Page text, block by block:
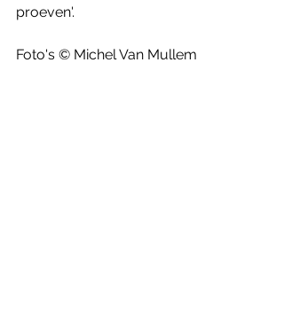
proeven'.
Foto's © Michel Van Mullem